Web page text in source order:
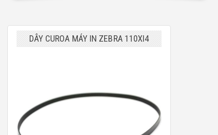
DÂY CUROA MÁY IN ZEBRA 110XI4